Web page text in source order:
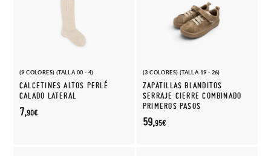
(9 COLORES) (TALLA 00 - 4)
CALCETINES ALTOS PERLÉ
CALADO LATERAL
7,90€
(3 COLORES) (TALLA 19 - 26)
ZAPATILLAS BLANDITOS
SERRAJE CIERRE COMBINADO
PRIMEROS PASOS
59,95€